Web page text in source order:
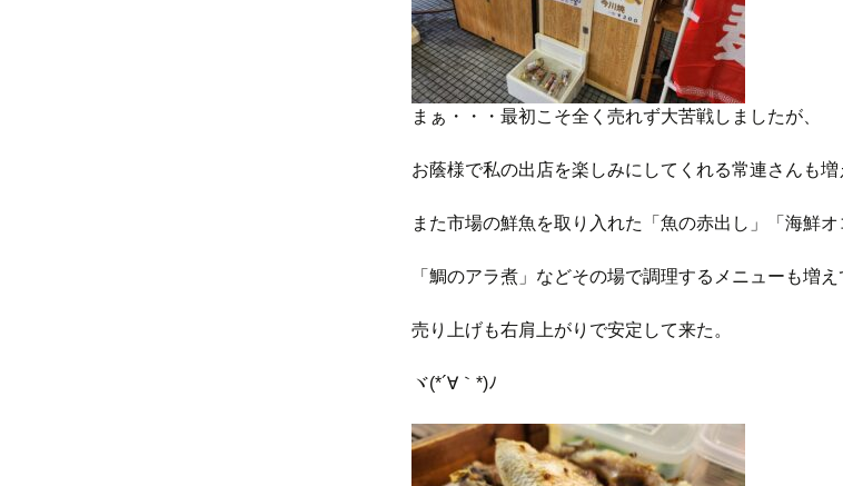
まぁ・・・最初こそ全く売れず大苦戦しましたが、
お蔭様で私の出店を楽しみにしてくれる常連さんも増
また市場の鮮魚を取り入れた「魚の赤出し」「海鮮オ
「鯛のアラ煮」などその場で調理するメニューも増え
売り上げも右肩上がりで安定して来た。
ヾ(*´∀｀*)ﾉ